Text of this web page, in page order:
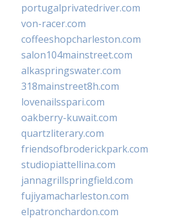
portugalprivatedriver.com
von-racer.com
coffeeshopcharleston.com
salon104mainstreet.com
alkaspringswater.com
318mainstreet8h.com
lovenailsspari.com
oakberry-kuwait.com
quartzliterary.com
friendsofbroderickpark.com
studiopiattellina.com
jannagrillspringfield.com
fujiyamacharleston.com
elpatronchardon.com